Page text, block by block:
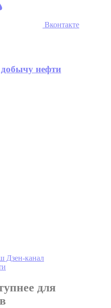
Вконтакте
нефти
Дзен-канал
для